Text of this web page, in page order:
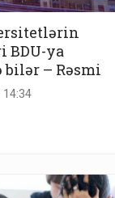
BDU-ya
bilər – Rəsmi